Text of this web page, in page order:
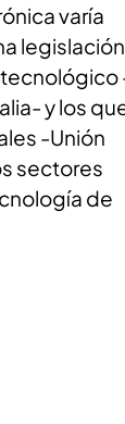
varía
legislación
y los
-Unión
sectores
de